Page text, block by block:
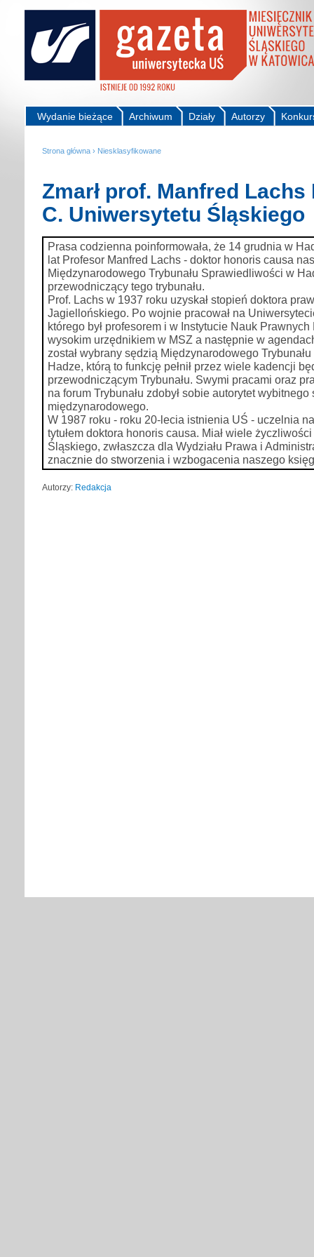
Autorzy
Działy
Archiwum
Wydanie bieżące
Strona główna › Niesklasyfikowane
Zmarł prof. Manfred Lachs
C. Uniwersytetu Śląskiego
Prasa codzienna poinformowała, że 14 grudnia w
lat Profesor Manfred Lachs - doktor honoris causa
Międzynarodowego Trybunału Sprawiedliwości w
przewodniczący tego trybunału.
Prof. Lachs w 1937 roku uzyskał stopień doktora
Jagiellońskiego. Po wojnie pracował na
którego był profesorem i w Instytucie Nauk Prawnych
wysokim urzędnikiem w MSZ a następnie w
został wybrany sędzią Międzynarodowego
Hadze, którą to funkcję pełnił przez wiele kadencji
przewodniczącym Trybunału. Swymi pracami oraz
na forum Trybunału zdobył sobie autorytet
międzynarodowego.
W 1987 roku - roku 20-lecia istnienia UŚ - uczelnia
tytułem doktora honoris causa. Miał wiele
Śląskiego, zwłaszcza dla Wydziału Prawa i
znacznie do stworzenia i wzbogacenia naszego
Autorzy: Redakcja